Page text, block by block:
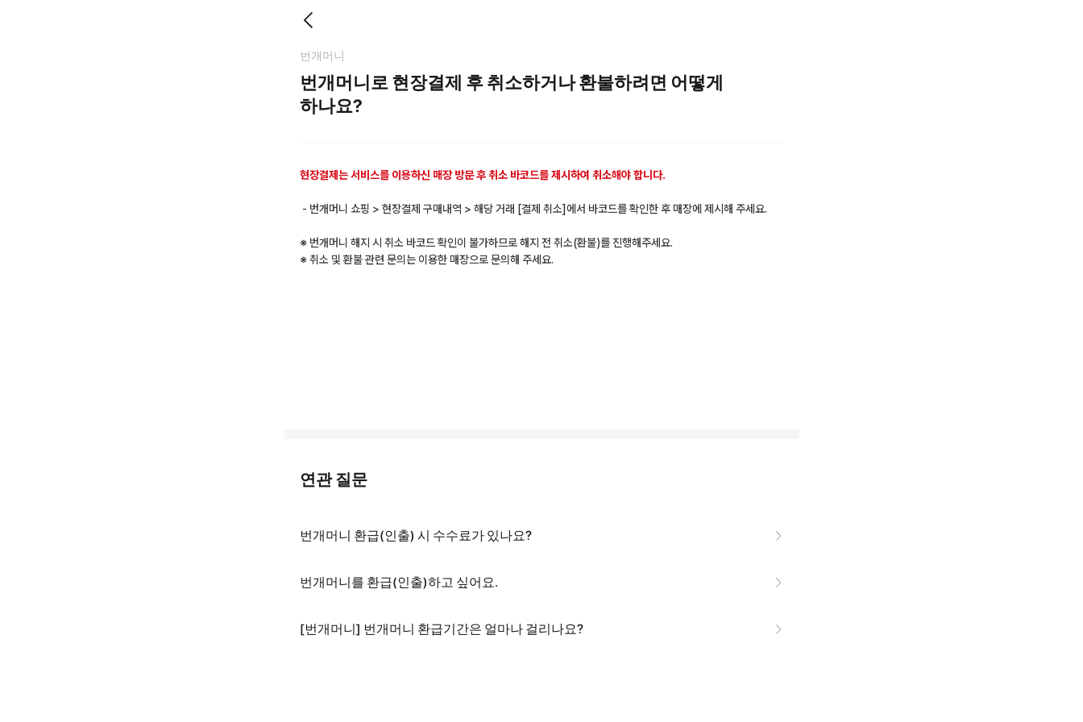
번개머니
번개머니로 현장결제 후 취소하거나 환불하려면 어떻게
하나요?
현장결제는 서비스를 이용하신 매장 방문 후 취소 바코드를 제시하여 취소해야 합니다.
- 번개머니 쇼핑 > 현장결제 구매내역 > 해당 거래 [결제 취소]에서 바코드를 확인한 후 매장에 제시해 주세요.
※ 번개머니 해지 시 취소 바코드 확인이 불가하므로 해지 전 취소(환불)를 진행해주세요.
※ 취소 및 환불 관련 문의는 이용한 매장으로 문의해 주세요.
연관 질문
번개머니 환급(인출) 시 수수료가 있나요?
번개머니를 환급(인출)하고 싶어요.
[번개머니] 번개머니 환급기간은 얼마나 걸리나요?